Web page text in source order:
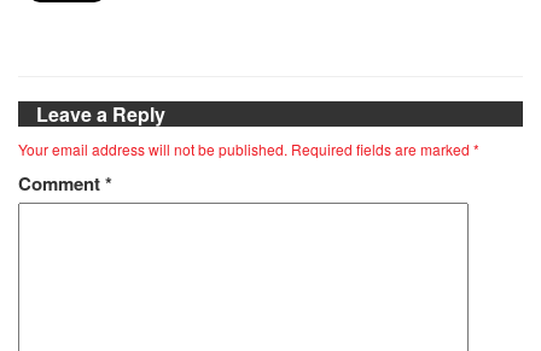
Leave a Reply
Your email address will not be published. Required fields are marked *
Comment*